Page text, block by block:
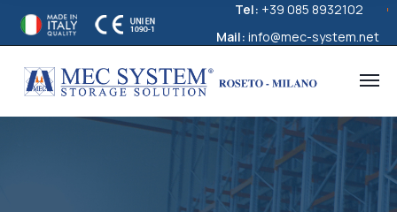
Tel: +39 085 8932102
Mail: info@mec-system.net